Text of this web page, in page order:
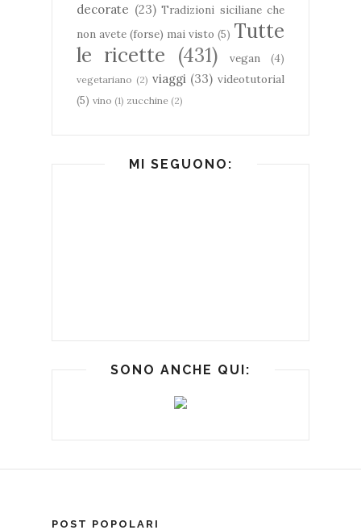
decorate (23) Tradizioni siciliane che
non avete (forse) mai visto (5) Tutte
le ricette (431) vegan (4)
vegetariano (2) viaggi (33) videotutorial
(5) vino (1) zucchine (2)
MI SEGUONO:
SONO ANCHE QUI:
POST POPOLARI